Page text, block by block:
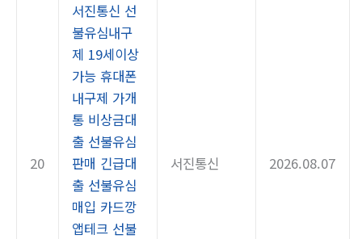
20
서진통신 선
불유심내구
제 19세이상
가능 휴대폰
내구제 가개
통 비상금대
출 선불유심
판매 긴급대
출 선불유심
매입 카드깡
앱테크 선불
서진통신 2026.08.07